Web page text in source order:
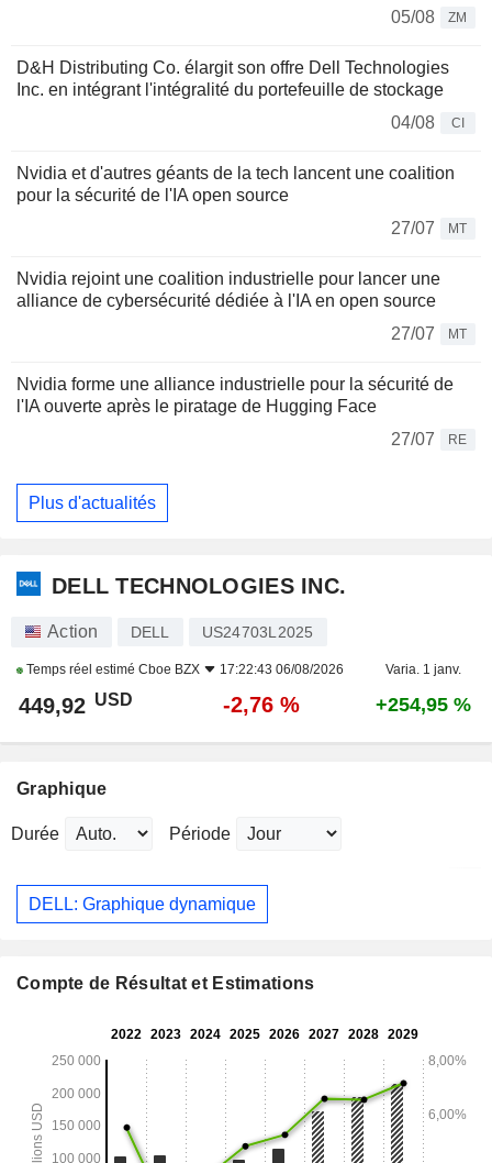
05/08
ZM
D&H Distributing Co. élargit son offre Dell Technologies
Inc. en intégrant l'intégralité du portefeuille de stockage
04/08
CI
Nvidia et d'autres géants de la tech lancent une coalition
pour la sécurité de l'IA open source
27/07
MT
Nvidia rejoint une coalition industrielle pour lancer une
alliance de cybersécurité dédiée à l'IA en open source
27/07
MT
Nvidia forme une alliance industrielle pour la sécurité de
l'IA ouverte après le piratage de Hugging Face
27/07
RE
Plus d'actualités
DELL TECHNOLOGIES INC.
Action DELL US24703L2025
Temps réel estimé Cboe BZX 17:22:43 06/08/2026 Varia. 1 janv.
449,92 USD -2,76 % +254,95 %
Graphique
Durée Période
DELL: Graphique dynamique
Compte de Résultat et Estimations